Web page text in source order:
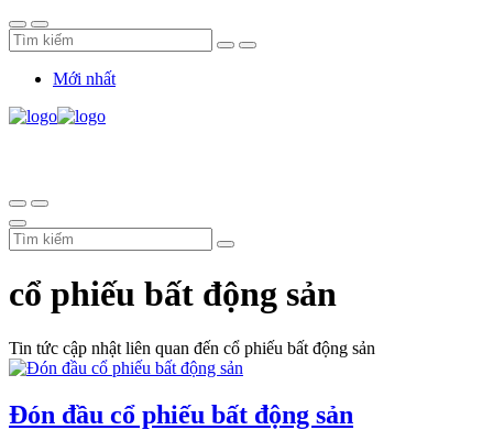
Mới nhất
cổ phiếu bất động sản
Tin tức cập nhật liên quan đến cổ phiếu bất động sản
Đón đầu cổ phiếu bất động sản